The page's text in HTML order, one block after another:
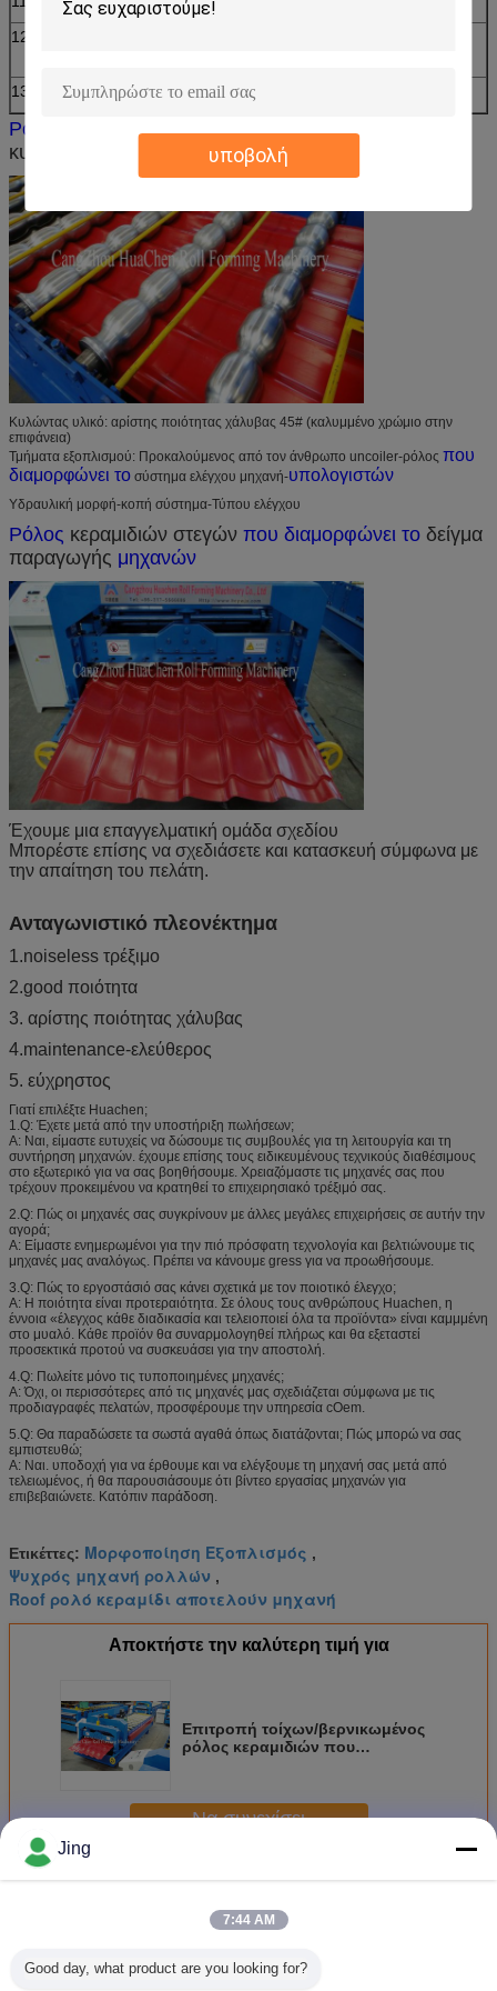
υποβολή
12
13 Σύστημα ελέγχου
Ρόλος κεραμιδιών στεγώνπου διαμορφώνει τους
κυλίνδρους
Κυλώντας υλικό: αρίστης ποιότητας χάλυβας 45# (καλυμμένο χρώμιο στην
επιφάνεια)
Τμήματα εξοπλισμού: Προκαλούμενος από τον άνθρωπο uncoiler-ρόλος που
διαμορφώνει το σύστημα ελέγχου μηχανή-υπολογιστών
Υδραυλική μορφή-κοπή σύστημα-Τύπου ελέγχου
Ρόλος κεραμιδιών στεγών που διαμορφώνει το δείγμα
παραγωγής μηχανών
Έχουμε μια επαγγελματική ομάδα σχεδίου
Μπορέστε επίσης να σχεδιάσετε και κατασκευή σύμφωνα με
την απαίτηση του πελάτη.
Ανταγωνιστικό πλεονέκτημα
1.noiseless τρέξιμο
2.good ποιότητα
3. αρίστης ποιότητας χάλυβας
4.maintenance-ελεύθερος
5. εύχρηστος
Γιατί επιλέξτε Huachen;
1.Q: Έχετε μετά από την υποστήριξη πωλήσεων;
Α: Ναι, είμαστε ευτυχείς να δώσουμε τις συμβουλές για τη λειτουργία και τη
συντήρηση μηχανών. έχουμε επίσης τους ειδικευμένους τεχνικούς διαθέσιμους
στο εξωτερικό για να σας βοηθήσουμε. Χρειαζόμαστε τις μηχανές σας που
τρέχουν προκειμένου να κρατηθεί το επιχειρησιακό τρέξιμό σας.
2.Q: Πώς οι μηχανές σας συγκρίνουν με άλλες μεγάλες επιχειρήσεις σε αυτήν την
αγορά;
Α: Είμαστε ενημερωμένοι για την πιό πρόσφατη τεχνολογία και βελτιώνουμε τις
μηχανές μας αναλόγως. Πρέπει να κάνουμε gress για να προωθήσουμε.
3.Q: Πώς το εργοστάσιό σας κάνει σχετικά με τον ποιοτικό έλεγχο;
Α: Η ποιότητα είναι προτεραιότητα. Σε όλους τους ανθρώπους Huachen, η
έννοια «έλεγχος κάθε διαδικασία και τελειοποιεί όλα τα προϊόντα» είναι καμμμένη
στο μυαλό. Κάθε προϊόν θα συναρμολογηθεί πλήρως και θα εξεταστεί
προσεκτικά προτού να συσκευάσει για την αποστολή.
4.Q: Πωλείτε μόνο τις τυποποιημένες μηχανές;
Α: Όχι, οι περισσότερες από τις μηχανές μας σχεδιάζεται σύμφωνα με τις
προδιαγραφές πελατών, προσφέρουμε την υπηρεσία cOem.
5.Q: Θα παραδώσετε τα σωστά αγαθά όπως διατάζονται; Πώς μπορώ να σας
εμπιστευθώ;
Α: Ναι. υποδοχή για να έρθουμε και να ελέγξουμε τη μηχανή σας μετά από
τελειωμένος, ή θα παρουσιάσουμε ότι βίντεο εργασίας μηχανών για
επιβεβαιώνετε. Κατόπιν παράδοση.
Ετικέττες: Μορφοποίηση Εξοπλισμός ,
Ψυχρός μηχανή ρολλών ,
Roof ρολό κεραμίδι αποτελούν μηχανή
Αποκτήστε την καλύτερη τιμή για
Επιτροπή τοίχων/βερνικωμένος
ρόλος κεραμιδιών που
διαμορφώνει τον εξοπλισμό
Να συνεχίσει
ΠερισσότεροιΠλακάκια Πλακάκια Roll Forming Machine
Jing
7:44 AM
Good day, what product are you looking for?